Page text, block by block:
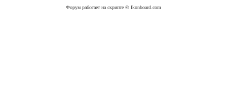
Форум работает на скрипте © Ikonboard.com